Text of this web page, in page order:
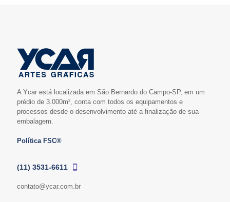
A Ycar está localizada em São Bernardo do Campo-SP, em um
prédio de 3.000m², conta com todos os equipamentos e
processos desde o desenvolvimento até a finalização de sua
embalagem.
Política FSC®
(11) 3531-6611
contato@ycar.com.br